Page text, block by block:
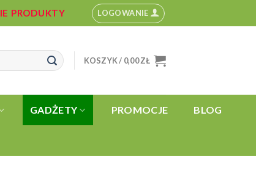
PRODUKTY LOGOWANIE
KOSZYK / 0,00ZŁ
GADŻETY PROMOCJE BLOG